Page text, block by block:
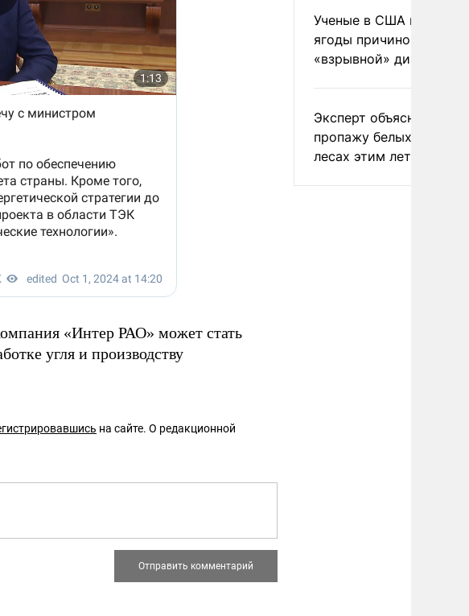
«Интер РАО» может стать
угля и производству
на сайте. О редакционной
Ученые в США назвали
ягоды причиной
«взрывной» диареи
Эксперт объяснил
пропажу белых грибов
лесах этим летом